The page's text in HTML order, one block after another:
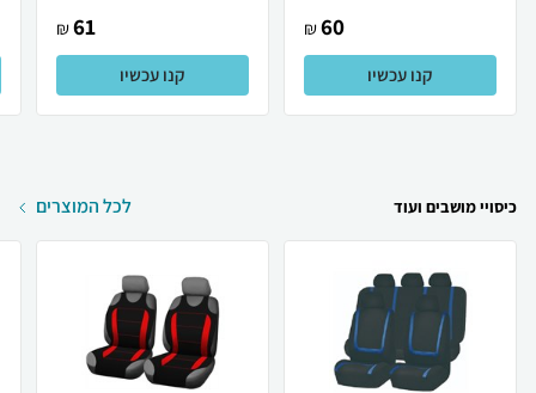
60
₪
קנו עכשיו
61
₪
קנו עכשיו
כיסויי מושבים ועוד לכל המוצרים